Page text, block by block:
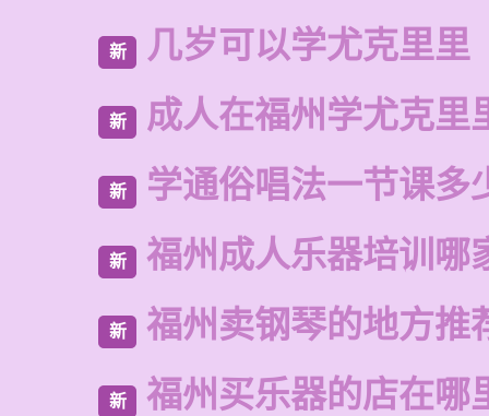
新 几岁可以学尤克里里
新 成人在福州学尤克里
新 学通俗唱法一节课多
新 福州成人乐器培训哪
新 福州卖钢琴的地方推
新 福州买乐器的店在哪